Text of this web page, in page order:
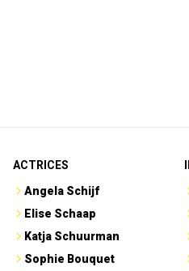
ACTRICES
Angela Schijf
Elise Schaap
Katja Schuurman
Sophie Bouquet